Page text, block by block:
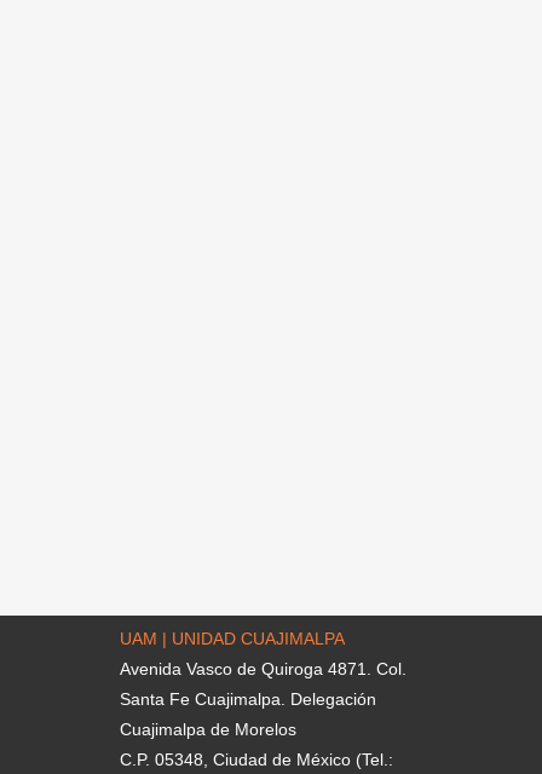
UAM | UNIDAD CUAJIMALPA
Avenida Vasco de Quiroga 4871. Col.
Santa Fe Cuajimalpa. Delegación
Cuajimalpa de Morelos
C.P. 05348, Ciudad de México (Tel.: